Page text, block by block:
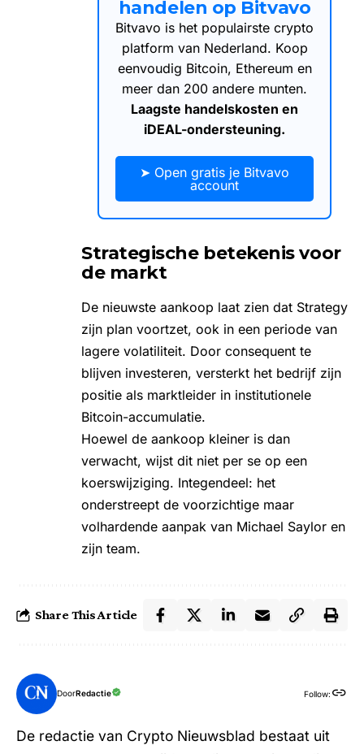
handelen op Bitvavo
Bitvavo is het populairste crypto
platform van Nederland. Koop
eenvoudig Bitcoin, Ethereum en
meer dan 200 andere munten.
Laagste handelskosten en
iDEAL-ondersteuning.
➤ Open gratis je Bitvavo
account
Strategische betekenis voor
de markt
De nieuwste aankoop laat zien dat Strategy
zijn plan voortzet, ook in een periode van
lagere volatiliteit. Door consequent te
blijven investeren, versterkt het bedrijf zijn
positie als marktleider in institutionele
Bitcoin-accumulatie.
Hoewel de aankoop kleiner is dan
verwacht, wijst dit niet per se op een
koerswijziging. Integendeel: het
onderstreept de voorzichtige maar
volhardende aanpak van Michael Saylor en
zijn team.
Share This Article
DoorRedactie Follow:
De redactie van Crypto Nieuwsblad bestaat uit